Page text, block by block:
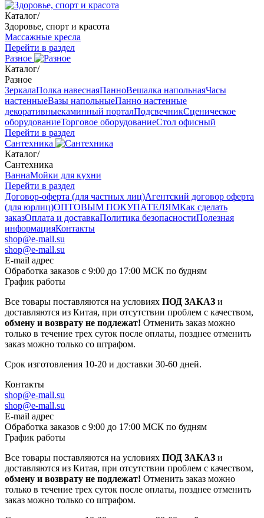
Каталог/
Здоровье, спорт и красота
Массажные кресла
Перейти в раздел
Разное
Каталог/
Разное
ЗеркалаПолка навеснаяПанноВешалка напольнаяЧасы
настенныеВазы напольныеПанно настенные
декоративныекаминный порталПодсвечникСценическое
оборудованиеТорговое оборудованиеСтол офисный
Перейти в раздел
Сантехника
Каталог/
Сантехника
ВаннаМойки для кухни
Перейти в раздел
Договор-оферта (для частных лиц)Агентский договор оферта
(для юрлиц)ОПТОВЫМ ПОКУПАТЕЛЯМКак сделать
заказОплата и доставкаПолитика безопасностиПолезная
информацияКонтакты
shop@e-mall.su
shop@e-mall.su
E-mail адрес
Обработка заказов с 9:00 до 17:00 МСК по будням
График работы
Все товары поставляются на условиях ПОД ЗАКАЗ и
доставляются из Китая, при отсутствии проблем с качеством,
обмену и возврату не подлежат! Отменить заказ можно
только в течение трех суток после оплаты, позднее отменить
заказ можно только со штрафом.
Срок изготовления 10-20 и доставки 30-60 дней.
Контакты
shop@e-mall.su
shop@e-mall.su
E-mail адрес
Обработка заказов с 9:00 до 17:00 МСК по будням
График работы
Все товары поставляются на условиях ПОД ЗАКАЗ и
доставляются из Китая, при отсутствии проблем с качеством,
обмену и возврату не подлежат! Отменить заказ можно
только в течение трех суток после оплаты, позднее отменить
заказ можно только со штрафом.